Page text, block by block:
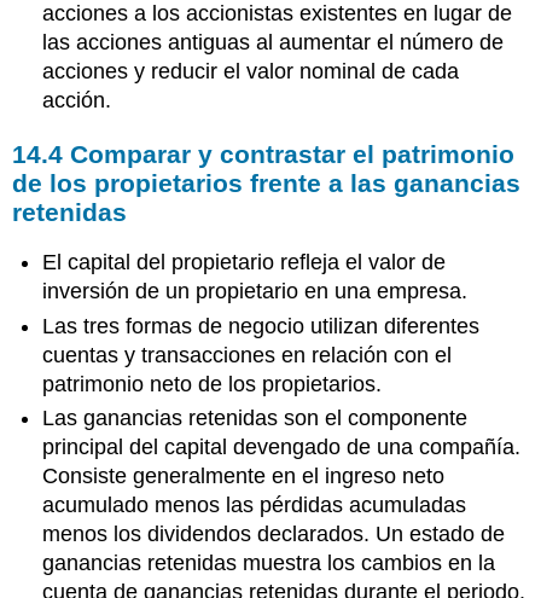
acciones a los accionistas existentes en lugar de
las acciones antiguas al aumentar el número de
acciones y reducir el valor nominal de cada
acción.
14.4 Comparar y contrastar el patrimonio
de los propietarios frente a las ganancias
retenidas
El capital del propietario refleja el valor de
inversión de un propietario en una empresa.
Las tres formas de negocio utilizan diferentes
cuentas y transacciones en relación con el
patrimonio neto de los propietarios.
Las ganancias retenidas son el componente
principal del capital devengado de una compañía.
Consiste generalmente en el ingreso neto
acumulado menos las pérdidas acumuladas
menos los dividendos declarados. Un estado de
ganancias retenidas muestra los cambios en la
cuenta de ganancias retenidas durante el periodo.